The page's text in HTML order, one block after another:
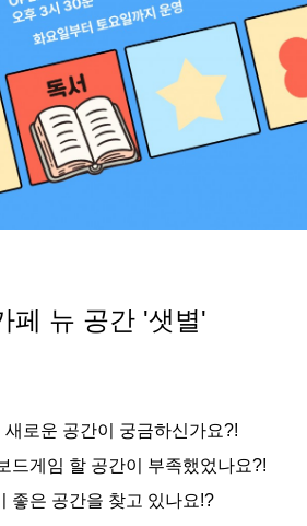
페 뉴 공간 '샛별'
새로운 공간이 궁금하신가요?!
드게임 할 공간이 부족했었나요?!
좋은 공간을 찾고 있나요!?